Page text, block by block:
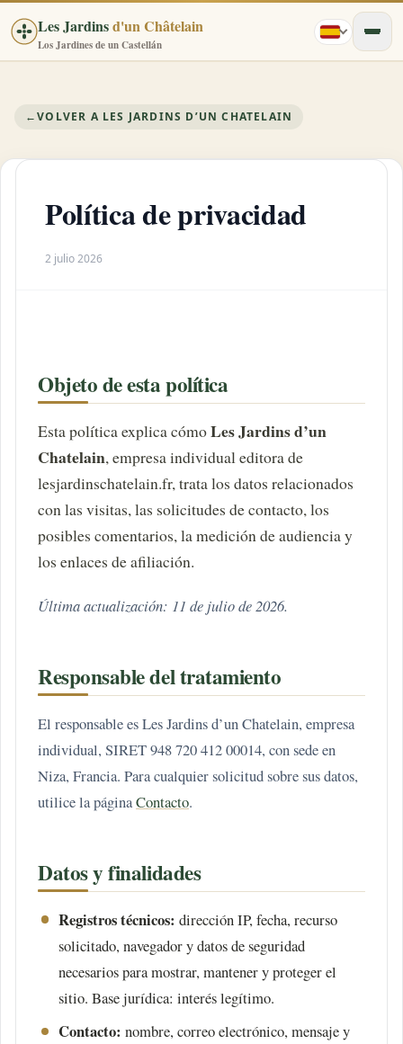
Les Jardinsd'un Châtelain
Los Jardines de un Castellán
←VOLVER A LES JARDINS D’UN CHATELAIN
Política de privacidad
2 julio 2026
Objeto de esta política
Esta política explica cómoLes Jardins d’un
Chatelain, empresa individual editora de
lesjardinschatelain.fr, trata los datos relacionados
con las visitas, las solicitudes de contacto, los
posibles comentarios, la medición de audiencia y
los enlaces de afiliación.
Última actualización: 11 de julio de 2026.
Responsable del tratamiento
El responsable es Les Jardins d’un Chatelain, empresa
individual, SIRET 948 720 412 00014, con sede en
Niza, Francia. Para cualquier solicitud sobre sus datos,
utilice la páginaContacto.
Datos y finalidades
Registros técnicos: dirección IP, fecha, recurso
solicitado, navegador y datos de seguridad
necesarios para mostrar, mantener y proteger el
sitio. Base jurídica: interés legítimo.
Contacto: nombre, correo electrónico, mensaje y